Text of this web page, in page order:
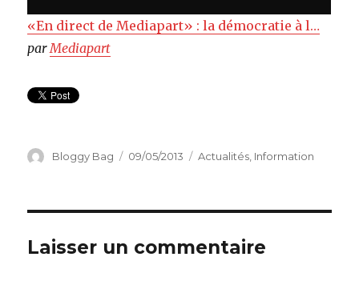
«En direct de Mediapart» : la démocratie à l…
par Mediapart
Auteur
Bloggy Bag
Publié
09/05/2013 Catégories
Actualités Information
Laisser un commentaire